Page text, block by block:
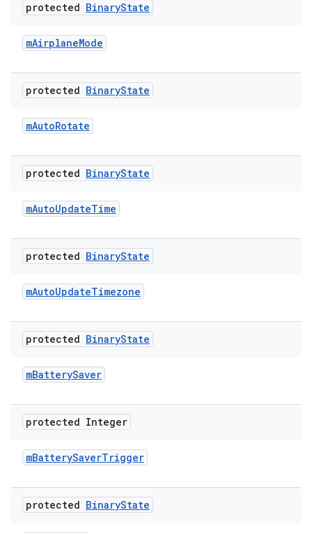
protected BinaryState
mAirplaneMode
protected BinaryState
mAutoRotate
protected BinaryState
mAutoUpdateTime
protected BinaryState
mAutoUpdateTimezone
protected BinaryState
mBatterySaver
protected Integer
mBatterySaverTrigger
protected BinaryState